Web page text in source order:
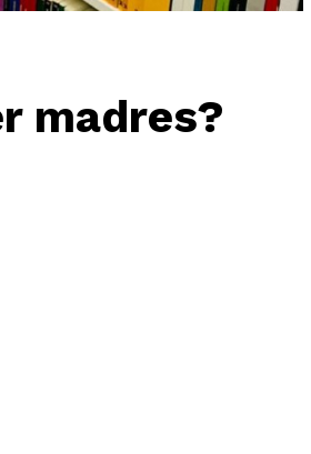
madres?